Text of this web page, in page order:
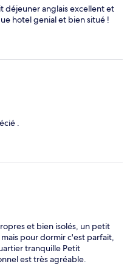
déjeuner anglais excellent et
hotel genial et bien situé !
.
et bien isolés, un petit
pour dormir c'est parfait,
tranquille Petit
est très agréable.